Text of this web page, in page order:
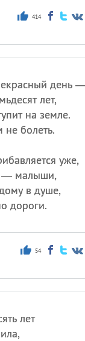
414
день
лет,
на земле.
болеть.
уже,
— малыши,
в душе,
дороги.
54
лет